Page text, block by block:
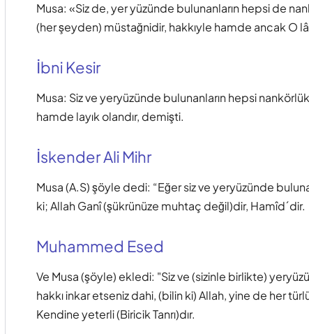
Musa: «Siz de, yer yüzünde bulunanların hepsi de
(her şeyden) müstağnidir, hakkıyle hamde ancak O
İbni Kesir
Musa: Siz ve yeryüzünde bulunanların hepsi
hamde layık olandır, demişti.
İskender Ali Mihr
Musa (A.S) şöyle dedi: “Eğer siz ve yeryüzünde
ki; Allah Ganî (şükrünüze muhtaç değil)dir, Hamîd´dir.
Muhammed Esed
Ve Musa (şöyle) ekledi: "Siz ve (sizinle birlikte)
hakkı inkar etseniz dahi, (bilin ki) Allah, yine de her
Kendine yeterli (Biricik Tanrı)dır.